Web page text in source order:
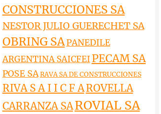
CONSTRUCCIONES SA
NESTOR JULIO GUERECHET SA
OBRING SAPANEDILE
ARGENTINA SAICFEI PECAM SA
POSE SARAVA SA DE CONSTRUCCIONES
RIVA S A I I C F AROVELLA
CARRANZA SAROVIAL SA